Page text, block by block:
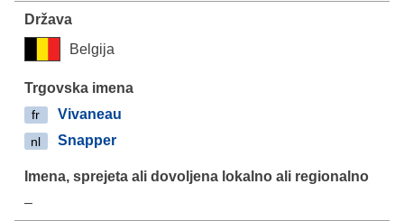
Belgija
fr Vivaneau
nl Snapper
–